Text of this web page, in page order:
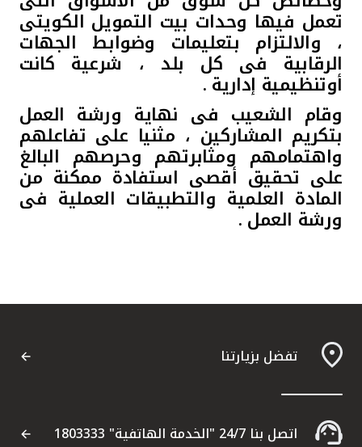
تعمل فيها وحدات بيت التمويل الكويتى
، والالتزام بتعليمات وضوابط الجهات
الرقابية فى كل بلد ، شرعية كانت
أوتنظيمية إدارية .
وقام الشعيب فى نهاية ورشة العمل
بتكريم المشاركين ، مثنيا على تفاعلهم
واهتمامهم ومثابرتهم وحرصهم البالغ
على تحقيق أقصى استفادة ممكنة من
المادة العلمية والتطبيقات العملية فى
ورشة العمل .
تفضل بزيارتنا
اتصل بنا 24/7 "الخدمة الهاتفية" 1803333